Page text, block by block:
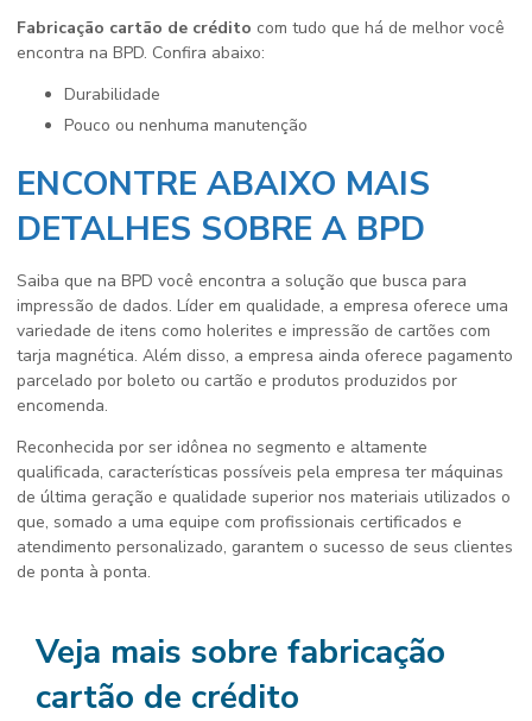
Fabricação cartão de crédito com tudo que há de melhor você
encontra na BPD. Confira abaixo:
durabilidade
pouco ou nenhuma manutenção
ENCONTRE ABAIXO MAIS
DETALHES SOBRE A BPD
Saiba que na BPD você encontra a solução que busca para
impressão de dados. Líder em qualidade, a empresa oferece uma
variedade de itens como holerites e impressão de cartões com
tarja magnética. Além disso, a empresa ainda oferece pagamento
parcelado por boleto ou cartão e produtos produzidos por
encomenda.
Reconhecida por ser idônea no segmento e altamente
qualificada, características possíveis pela empresa ter máquinas
de última geração e qualidade superior nos materiais utilizados o
que, somado a uma equipe com profissionais certificados e
atendimento personalizado, garantem o sucesso de seus clientes
de ponta à ponta.
Veja mais sobre fabricação
cartão de crédito